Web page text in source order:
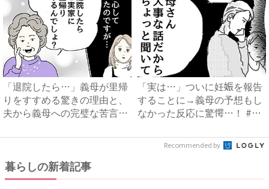
「退院したら…」義母が里帰
りをすすめる驚きの理由と、
夫から義母への完璧な苦言
「実は…」ついに妊娠を報告
することに→義母の予想もし
なかった反応に驚愕…！ #
Recommended by
暮らしの新着記事